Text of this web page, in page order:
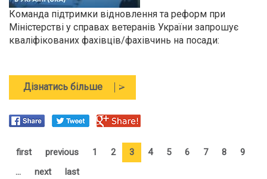
Команда підтримки відновлення та реформ при
Міністерстві у справах ветеранів України запрошує
кваліфікованих фахівців/фахівчинь на посади:
Дізнатись більше про
Команда
підтримки
відновлення
реформ
first previous 1 2 3 4 5 6 7 8
9
…
next last